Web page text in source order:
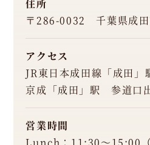
l.
0
7
6
-
4
住所
〒286-0032 千葉県成
アクセス
JR東日本成田線「成田」
京成「成田」駅 参道口
営業時間